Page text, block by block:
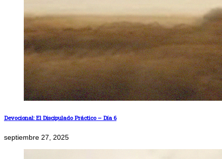
Devocional: El Discipulado Práctico – Día 6
septiembre 27, 2025